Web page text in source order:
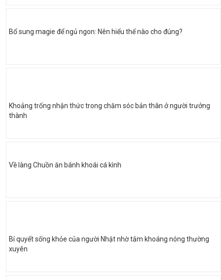
Bổ sung magie để ngủ ngon: Nên hiểu thế nào cho đúng?
Khoảng trống nhận thức trong chăm sóc bản thân ở người trưởng
thành
Về làng Chuồn ăn bánh khoái cá kình
Bí quyết sống khỏe của người Nhật nhờ tắm khoáng nóng thường
xuyên